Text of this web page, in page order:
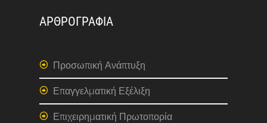
ΑΡΘΡΟΓΡΑΦΙΑ
Προσωπική Ανάπτυξη
Επαγγελματική Εξέλιξη
Επιχειρηματική Πρωτοπορία